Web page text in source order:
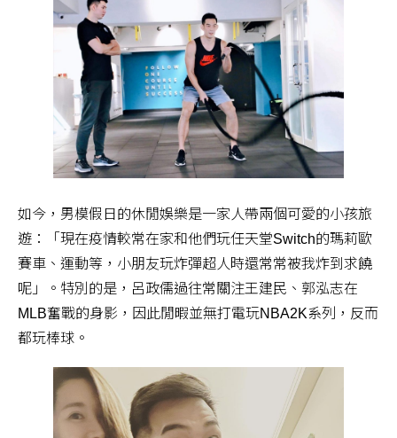
如今，男模假日的休閒娛樂是一家人帶兩個可愛的小孩旅
遊：「現在疫情較常在家和他們玩任天堂Switch的瑪莉歐
賽車、運動等，小朋友玩炸彈超人時還常常被我炸到求饒
呢」。特別的是，呂政儒過往常關注王建民、郭泓志在
MLB奮戰的身影，因此閒暇並無打電玩NBA2K系列，反而
都玩棒球。